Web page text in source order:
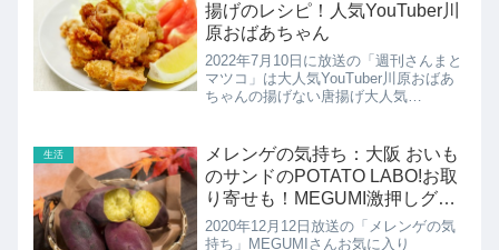
揚げのレシピ！人気YouTuber川
原おばあちゃん
2022年7月10日に放送の「週刊さんまと
マツコ」は大人気YouTuber川原おばあ
ちゃんの揚げない唐揚げ大人気
生活
メレンゲの気持ち：大阪 おいも
のサンドのPOTATO LABO!お取
り寄せも！MEGUMI激押しグル
メ
2020年12月12日放送の「メレンゲの気
持ち」MEGUMIさんお気に入り